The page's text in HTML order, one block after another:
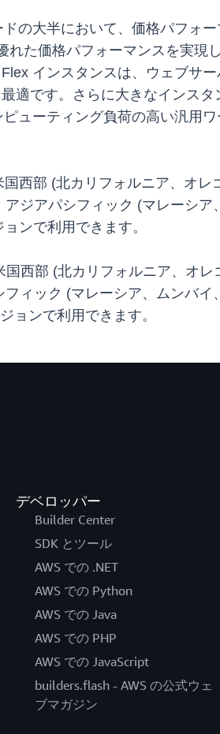
の大半において、価格パフォ
た価格パフォーマンスを実現
インスタンスは、ウェブサ
適です。さらに大きなインス
ューティング負荷の高い汎用
西部 (北カリフォルニア、オレ
ジアパシフィック (マレーシア
ンで利用できます。
西部 (北カリフォルニア、オ
ィック (マレーシア、ムンバ
ョンで利用できます。
デベロッパー
Builder Center
SDK とツール
AWS での .NET
AWS での Python
AWS での Java
AWS での PHP
AWS での JavaScript
builders.flash - AWS の公式ウェ
ブマガジン